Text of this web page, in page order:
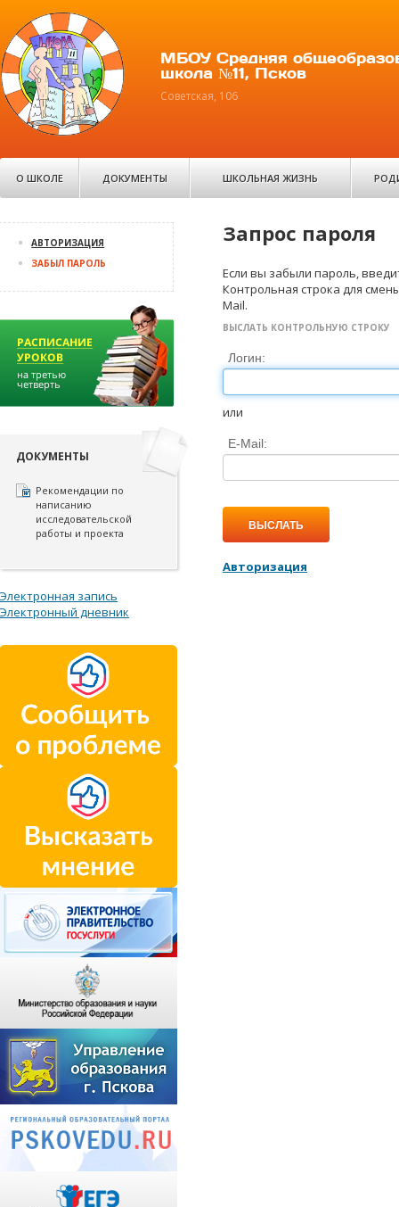
МБОУ Средняя
школа №11, Псков
Советская, 106
О ШКОЛЕ ДОКУМЕНТЫ ШКОЛЬНАЯ ЖИЗНЬ
Запрос пароля
Если вы забыли пароль,
Контрольная строка для
Mail.
ВЫСЛАТЬ КОНТРОЛЬНУЮ СТРОКУ
Логин:
или
E-Mail:
ВЫСЛАТЬ
Авторизация
АВТОРИЗАЦИЯ
ЗАБЫЛ ПАРОЛЬ
ДОКУМЕНТЫ
Рекомендации по
написанию
исследовательской
работы и проекта
Электронная запись
Электронный дневник